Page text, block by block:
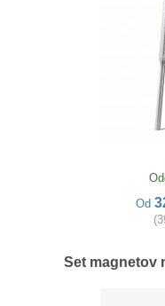
Od
Set magnetov